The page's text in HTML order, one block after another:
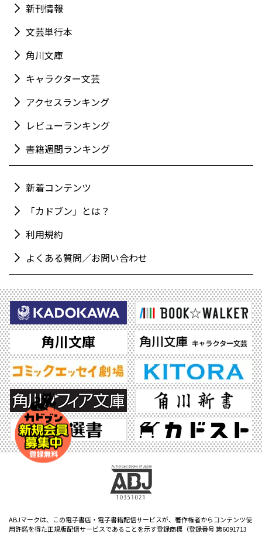
新刊情報
文芸単行本
角川文庫
キャラクター文芸
アクセスランキング
レビューランキング
書籍週間ランキング
新着コンテンツ
「カドブン」とは？
利用規約
よくある質問／お問い合わせ
ABJマークは、この電子書店・電子書籍配信サービスが、著作権者からコンテンツ使
用許諾を得た正規版配信サービスであることを示す登録商標（登録番号 第6091713